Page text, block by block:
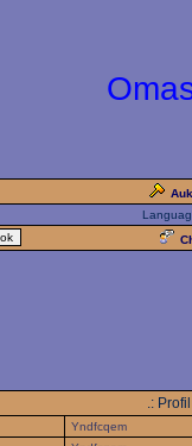
.:
Yndfcqem